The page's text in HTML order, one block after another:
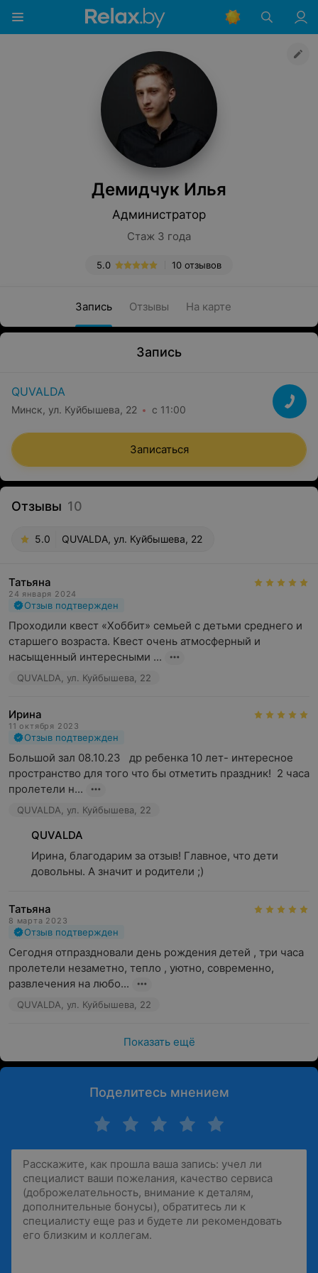
Демидчук Илья
Администратор
Стаж 3 года
10 отзывов
5.0
Запись Отзывы На карте
Запись
QUVALDA
Минск, ул. Куйбышева, 22 с 11:00
Записаться
Отзывы 10
5.0 QUVALDA, ул. Куйбышева, 22
Татьяна
24 января 2024
Отзыв подтвержден
Проходили квест «Хоббит» семьей с детьми среднего и
старшего возраста. Квест очень атмосферный и
насыщенный интересными ...
QUVALDA, ул. Куйбышева, 22
Ирина
11 октября 2023
Отзыв подтвержден
Большой зал 08.10.23   др ребенка 10 лет- интересное
пространство для того что бы отметить праздник!  2 часа
пролетели н...
QUVALDA, ул. Куйбышева, 22
QUVALDA
Ирина, благодарим за отзыв! Главное, что дети
довольны. А значит и родители ;)
Татьяна
8 марта 2023
Отзыв подтвержден
Сегодня отпраздновали день рождения детей , три часа
пролетели незаметно, тепло , уютно, современно,
развлечения на любо...
QUVALDA, ул. Куйбышева, 22
Показать ещё
Поделитесь мнением